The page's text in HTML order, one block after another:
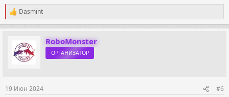
Р
е
а
Dasmint
RoboMonster
ОРГАНИЗАТОР
19 Июн 2024 #6